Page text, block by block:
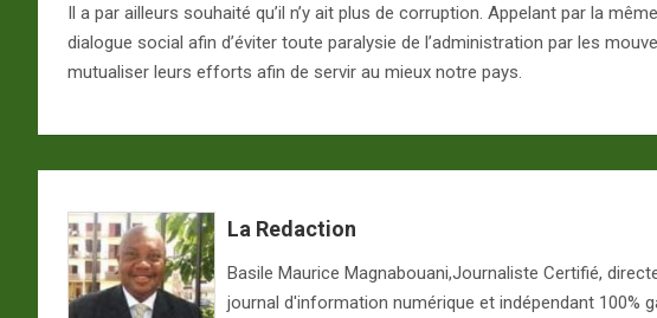
Il a par ailleurs souhaité qu’il n’y ait plus de corruption. Appelant par la
dialogue social afin d’éviter toute paralysie de l’administration par les
mutualiser leurs efforts afin de servir au mieux notre pays.
La Redaction
Basile Maurice Magnabouani,Journaliste Certifié,
journal d'information numérique et indépendant 100%